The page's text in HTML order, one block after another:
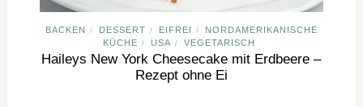
BACKEN / DESSERT / EIFREI /
NORDAMERIKANISCHE
KÜCHE / USA / VEGETARISCH
Haileys New York Cheesecake mit Erdbeere –
Rezept ohne Ei